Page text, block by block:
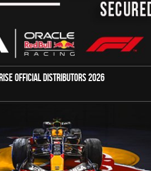
Official Distributors 2026